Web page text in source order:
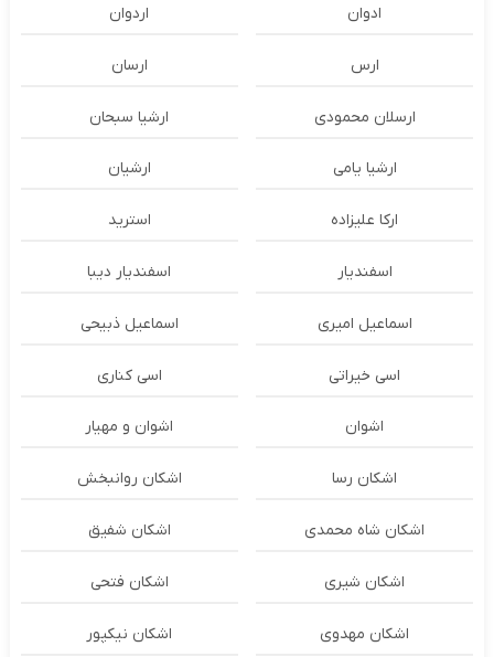
ادوان اردوان
ارس ارسان
ارسلان محمودی ارشیا سبحان
ارشیا یامی ارشیان
ارکا علیزاده استرید
اسفندیار اسفندیار دیبا
اسماعیل امیری اسماعیل ذبیحی
اسی خیراتی اسی کناری
اشوان اشوان و مهیار
اشکان رسا اشکان روانبخش
اشکان شاه محمدی اشکان شفیق
اشکان شیری اشکان فتحی
اشکان مهدوی اشکان نیکپور